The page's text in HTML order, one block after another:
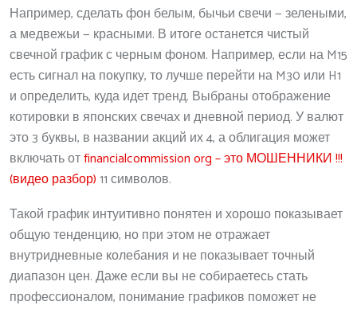
Например, сделать фон белым, бычьи свечи — зелеными,
а медвежьи — красными. В итоге останется чистый
свечной график с черным фоном. Например, если на M15
есть сигнал на покупку, то лучше перейти на M30 или H1
и определить, куда идет тренд. Выбраны отображение
котировки в японских свечах и дневной период. У валют
это 3 буквы, в названии акций их 4, а облигация может
включать отfinancialcommission org – это МОШЕННИКИ !!!
(видео разбор)11 символов.
Такой график интуитивно понятен и хорошо показывает
общую тенденцию, но при этом не отражает
внутридневные колебания и не показывает точный
диапазон цен. Даже если вы не собираетесь стать
профессионалом, понимание графиков поможет не